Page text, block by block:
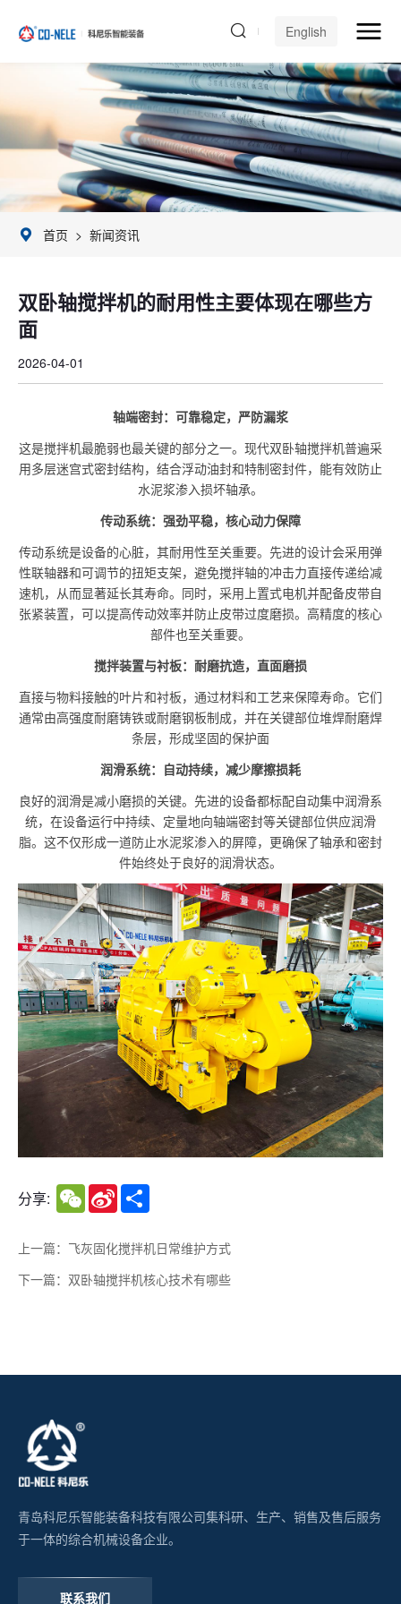
English
首页 > 新闻资讯
双卧轴搅拌机的耐用性主要体现在哪些方
面
2026-04-01
轴端密封：可靠稳定，严防漏浆
这是搅拌机最脆弱也最关键的部分之一。现代双卧轴搅拌机普遍采
用多层迷宫式密封结构，结合浮动油封和特制密封件，能有效防止
水泥浆渗入损坏轴承。
传动系统：强劲平稳，核心动力保障
传动系统是设备的心脏，其耐用性至关重要。先进的设计会采用弹
性联轴器和可调节的扭矩支架，避免搅拌轴的冲击力直接传递给减
速机，从而显著延长其寿命。同时，采用上置式电机并配备皮带自
张紧装置，可以提高传动效率并防止皮带过度磨损。高精度的核心
部件也至关重要。
搅拌装置与衬板：耐磨抗造，直面磨损
直接与物料接触的叶片和衬板，通过材料和工艺来保障寿命。它们
通常由高强度耐磨铸铁或耐磨钢板制成，并在关键部位堆焊耐磨焊
条层，形成坚固的保护面
润滑系统：自动持续，减少摩擦损耗
良好的润滑是减小磨损的关键。先进的设备都标配自动集中润滑系
统，在设备运行中持续、定量地向轴端密封等关键部位供应润滑
脂。这不仅形成一道防止水泥浆渗入的屏障，更确保了轴承和密封
件始终处于良好的润滑状态。
分享: WeChatSina
Weibo
上一篇：飞灰固化搅拌机日常维护方式
下一篇：双卧轴搅拌机核心技术有哪些
青岛科尼乐智能装备科技有限公司集科研、生产、销售及售后服务
于一体的综合机械设备企业。
联系我们